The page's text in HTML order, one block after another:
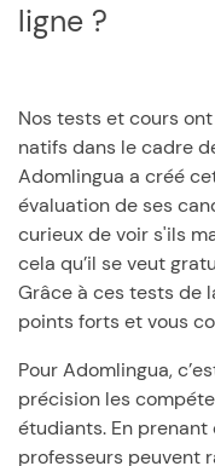
ligne ?
Nos tests et cours
natifs dans le cadre
Adomlingua a créé
évaluation de ses
curieux de voir s'ils
cela qu’il se veut
Grâce à ces tests de
points forts et vous
Pour Adomlingua,
précision les
étudiants. En
professeurs peuvent